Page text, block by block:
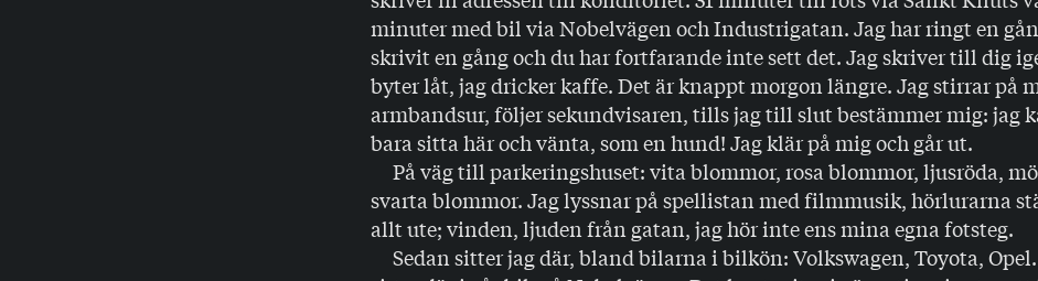
minuter med bil via Nobelvägen och Industrigatan. Jag har ringt en
skrivit en gång och du har fortfarande inte sett det. Jag skriver till dig
byter låt, jag dricker kaffe. Det är knappt morgon längre. Jag stirrar på
armbandsur, följer sekundvisaren, tills jag till slut bestämmer mig: jag
bara sitta här och vänta, som en hund! Jag klär på mig och går ut.
På väg till parkeringshuset: vita blommor, rosa blommor, ljusröda,
svarta blommor. Jag lyssnar på spellistan med filmmusik, hörlurarna
allt ute; vinden, ljuden från gatan, jag hör inte ens mina egna fotsteg.
Sedan sitter jag där, bland bilarna i bilkön: Volkswagen, Toyota,